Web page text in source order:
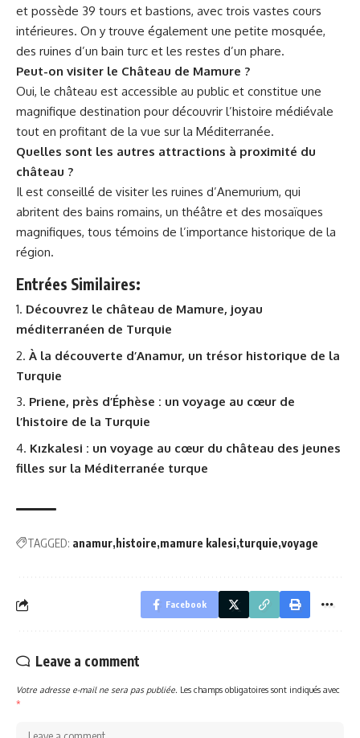
et possède 39 tours et bastions, avec trois vastes cours
intérieures. On y trouve également une petite mosquée,
des ruines d’un bain turc et les restes d’un phare.
Peut-on visiter le Château de Mamure ?
Oui, le château est accessible au public et constitue une
magnifique destination pour découvrir l’histoire médiévale
tout en profitant de la vue sur la Méditerranée.
Quelles sont les autres attractions à proximité du
château ?
Il est conseillé de visiter les ruines d’Anemurium, qui
abritent des bains romains, un théâtre et des mosaïques
magnifiques, tous témoins de l’importance historique de la
région.
Entrées Similaires:
Découvrez le château de Mamure, joyau
méditerranéen de Turquie
À la découverte d’Anamur, un trésor historique de la
Turquie
Priene, près d’Éphèse : un voyage au cœur de
l’histoire de la Turquie
Kızkalesi : un voyage au cœur du château des jeunes
filles sur la Méditerranée turque
TAGGED: anamur histoire mamure kalesi turquie voyage
Facebook
Leave a comment
Votre adresse e-mail ne sera pas publiée. Les champs obligatoires sont indiqués avec
*